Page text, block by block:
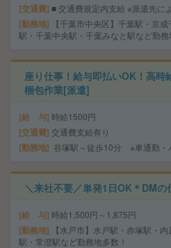
交通費 ■ 交通費規定内支給 ※派遣先に
勤務地
【千葉市中央区】千葉駅・京
駅・千葉中央駅・千葉みなと駅など勤務
座り仕事！給与即払いOK！高時
梱包作業[派遣]
給 与 時給1500円
交通費 交通費支給有り
勤務地 谷塚駅～徒歩10分 ※車通勤・
＼来社不要／単発1日OK＊DM
給 与 時給1,500円～1,875円
勤務地
【水戸市】水戸駅・赤塚駅・
駅・常澄駅など勤務地多数！